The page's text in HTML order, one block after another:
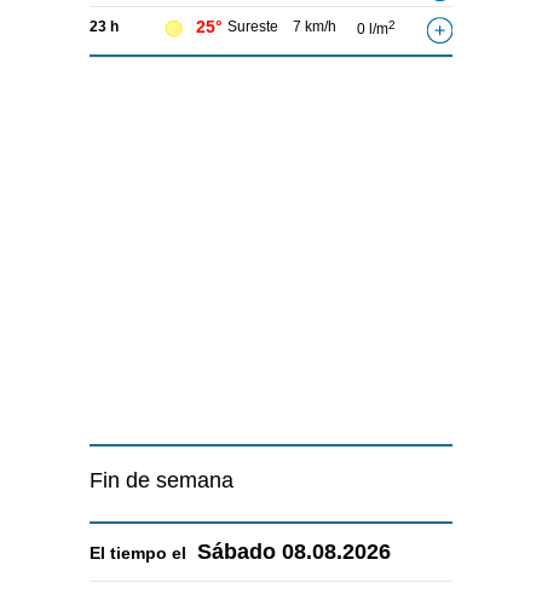
23 h 25° Sureste 7 km/h 0 l/m2
Fin de semana
El tiempo el Sábado 08.08.2026